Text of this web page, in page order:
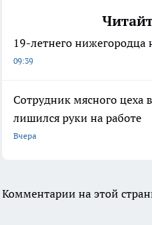
19-летнего нижегородца
09:39
Сотрудник мясного цеха
лишился руки на работе
Вчера
Комментарии на этой